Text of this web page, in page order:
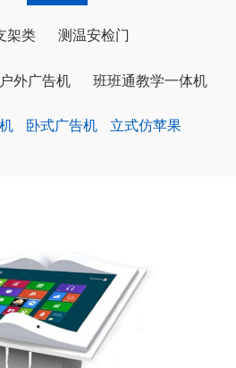
架类 测温安检门
户外广告机 班班通教学一体机
卧式广告机
立式仿苹果